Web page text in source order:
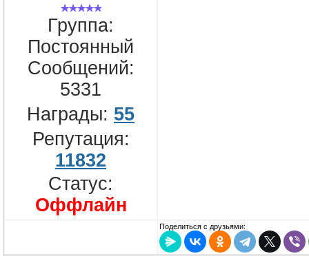
Группа:
Постоянный
Сообщений:
5331
Награды: 55
Репутация:
11832
Статус:
Оффлайн
Поделиться с друзьями: